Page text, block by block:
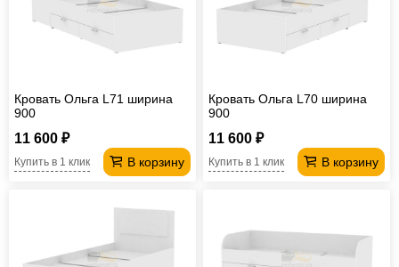
Кровать Ольга L71 ширина
900
11 600 ₽
В корзину
Купить в 1 клик
Кровать Ольга L70 ширина
900
11 600 ₽
В корзину
Купить в 1 клик